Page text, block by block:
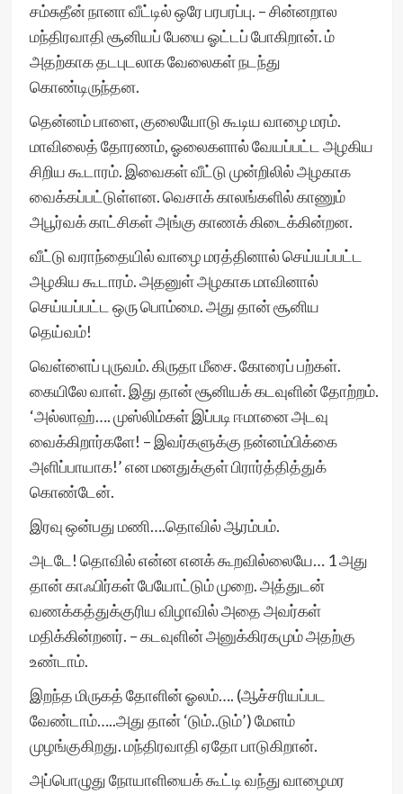
சம்சுதீன் நானா வீட்டில் ஒரே பரபரப்பு. – சின்னறால
மந்திரவாதி சூனியப் பேயை ஓட்டப் போகிறான். ம்
அதற்காக தடபுடலாக வேலைகள் நடந்து
கொண்டிருந்தன.
தென்னம் பாளை, குலையோடு கூடிய வாழை மரம்.
மாவிலைத் தோரணம், ஓலைகளால் வேயப்பட்ட அழகிய
சிறிய கூடாரம். இவைகள் வீட்டு முன்றிலில் அழகாக
வைக்கப்பட்டுள்ளன. வெசாக் காலங்களில் காணும்
அபூர்வக் காட்சிகள் அங்கு காணக் கிடைக்கின்றன.
வீட்டு வராந்தையில் வாழை மரத்தினால் செய்யப்பட்ட
அழகிய கூடாரம். அதனுள் அழகாக மாவினால்
செய்யப்பட்ட ஒரு பொம்மை. அது தான் சூனிய
தெய்வம்!
வெள்ளைப் புருவம். கிருதா மீசை. கோரைப் பற்கள்.
கையிலே வாள். இது தான் சூனியக் கடவுளின் தோற்றம்.
‘அல்லாஹ்…. முஸ்லிம்கள் இப்படி ஈமானை அடவு
வைக்கிறார்களே! – இவர்களுக்கு நன்னம்பிக்கை
அளிப்பாயாக!’ என மனதுக்குள் பிரார்த்தித்துக்
கொண்டேன்.
இரவு ஒன்பது மணி….தொவில் ஆரம்பம்.
அடடே! தொவில் என்ன எனக் கூறவில்லையே… 1 அது
தான் காஃபிர்கள் பேயோட்டும் முறை. அத்துடன்
வணக்கத்துக்குரிய விழாவில் அதை அவர்கள்
மதிக்கின்றனர். – கடவுளின் அனுக்கிரகமும் அதற்கு
உண்டாம்.
இறந்த மிருகத் தோளின் ஓலம்…. (ஆச்சரியப்பட
வேண்டாம்…..அது தான் ‘டும்..டும்’) மேளம்
முழங்குகிறது. மந்திரவாதி ஏதோ பாடுகிறான்.
அப்பொழுது நோயாளியைக் கூட்டி வந்து வாழைமர